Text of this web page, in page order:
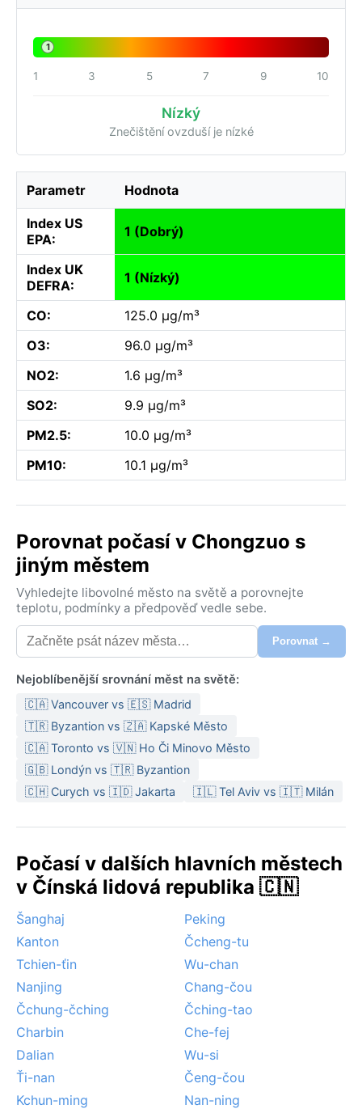
1
1 3 5 7 9 10
Nízký
Znečištění ovzduší je nízké
Parametr Hodnota
Index US
EPA:
1 (Dobrý)
Index UK
DEFRA:
1 (Nízký)
CO:
125.0 µg/m³
O3:
96.0 µg/m³
NO2:
1.6 µg/m³
SO2:
9.9 µg/m³
PM2.5:
10.0 µg/m³
PM10:
10.1 µg/m³
Porovnat počasí v Chongzuo s
jiným městem
Vyhledejte libovolné město na světě a porovnejte
teplotu, podmínky a předpověď vedle sebe.
Porovnat →
Nejoblíbenější srovnání měst na světě:
🇨🇦 Vancouver vs 🇪🇸 Madrid
🇹🇷 Byzantion vs 🇿🇦 Kapské Město
🇨🇦 Toronto vs 🇻🇳 Ho Či Minovo Město
🇬🇧 Londýn vs 🇹🇷 Byzantion
🇨🇭 Curych vs 🇮🇩 Jakarta
🇮🇱 Tel Aviv vs 🇮🇹 Milán
Počasí v dalších hlavních městech
v Čínská lidová republika 🇨🇳
Šanghaj
Peking
Kanton
Čcheng-tu
Tchien-ťin
Wu-chan
Nanjing
Chang-čou
Čchung-čching
Čching-tao
Charbin
Che-fej
Dalian
Wu-si
Ťi-nan
Čeng-čou
Kchun-ming
Nan-ning